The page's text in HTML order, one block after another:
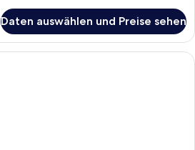
Daten auswählen und Preise sehen
Junior-Suite | Minibar, Zimmersafe,